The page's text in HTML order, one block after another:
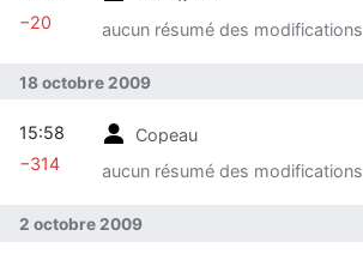
aucun résumé des modifications
−20
18 octobre 2009
Copeau
aucun résumé des modifications
15:58
−314
2 octobre 2009